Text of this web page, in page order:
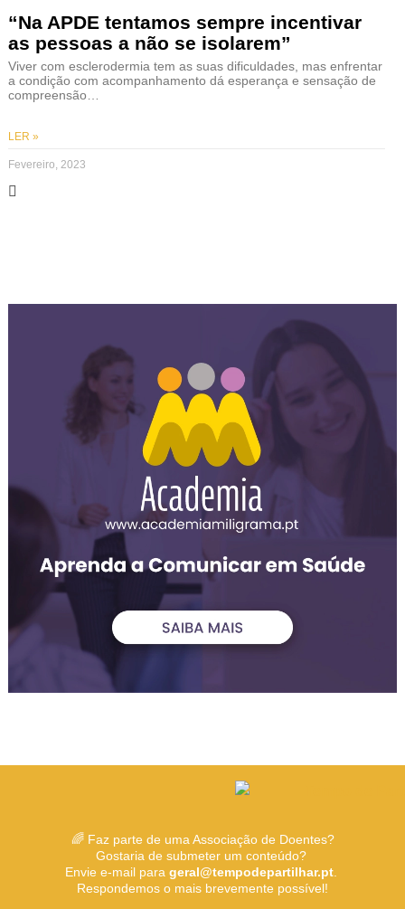
“Na APDE tentamos sempre incentivar
as pessoas a não se isolarem”
Viver com esclerodermia tem as suas dificuldades, mas enfrentar
a condição com acompanhamento dá esperança e sensação de
compreensão…
LER »
Fevereiro, 2023
🌈 Faz parte de uma Associação de Doentes?
Gostaria de submeter um conteúdo?
Envie e-mail para geral@tempodepartilhar.pt.
Respondemos o mais brevemente possível!